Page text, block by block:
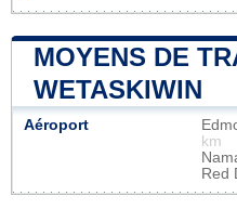
MOYENS DE
WETASKIWIN
Aéroport
km
Red